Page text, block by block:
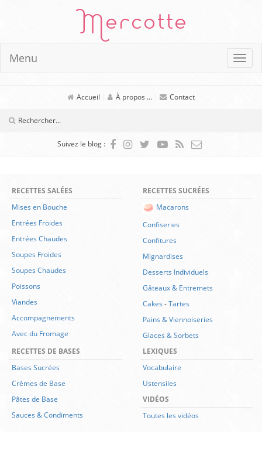
Mercotte
Menu
Accueil À propos ... Contact
Suivez le blog :
RECETTES SALÉES
Mises en Bouche
Entrées Froides
Entrées Chaudes
Soupes Froides
Soupes Chaudes
Poissons
Viandes
Accompagnements
Avec du Fromage
RECETTES SUCRÉES
Macarons
Confiseries
Confitures
Mignardises
Desserts Individuels
Gâteaux & Entremets
Cakes-Tartes
Pains & Viennoiseries
Glaces & Sorbets
RECETTES DE BASES
Bases Sucrées
Crèmes de Base
Pâtes de Base
Sauces & Condiments
LEXIQUES
Vocabulaire
Ustensiles
VIDÉOS
Toutes les vidéos